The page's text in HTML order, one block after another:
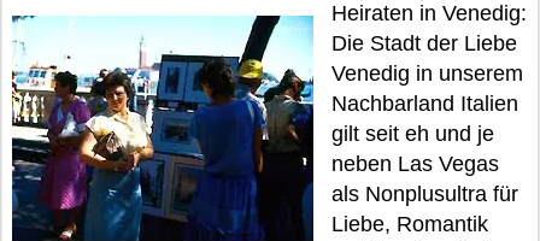
Heiraten in Venedig:
Die Stadt der Liebe
Venedig in unserem
Nachbarland Italien
gilt seit eh und je
neben Las Vegas
als Nonplusultra für
Liebe, Romantik